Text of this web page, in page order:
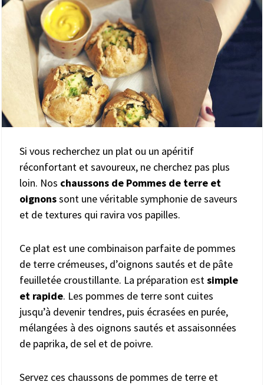
Si vous recherchez un plat ou un apéritif
réconfortant et savoureux, ne cherchez pas plus
loin. Nos chaussons de Pommes de terre et
oignonssont une véritable symphonie de saveurs
et de textures qui ravira vos papilles.
Ce plat est une combinaison parfaite de pommes
de terre crémeuses, d’oignons sautés et de pâte
feuilletée croustillante. La préparation estsimple
et rapide. Les pommes de terre sont cuites
jusqu’à devenir tendres, puis écrasées en purée,
mélangées à des oignons sautés et assaisonnées
de paprika, de sel et de poivre.
Servez ces chaussons de pommes de terre et